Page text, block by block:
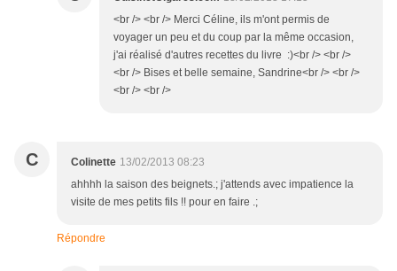
<br /> <br /> Merci Céline, ils m'ont permis de
voyager un peu et du coup par la même occasion,
j'ai réalisé d'autres recettes du livre :)<br /> <br />
<br /> Bises et belle semaine, Sandrine<br /> <br />
<br /> <br />
C Colinette 13/02/2013 08:23
ahhhh la saison des beignets.; j'attends avec impatience la
visite de mes petits fils !! pour en faire .;
Répondre